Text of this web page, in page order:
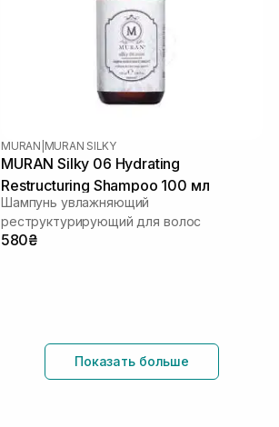
MURAN MURAN SILKY
MURAN Silky 06 Hydrating
Restructuring Shampoo 100 мл
Шампунь увлажняющий
реструктурирующий для волос
580₴
Показать больше